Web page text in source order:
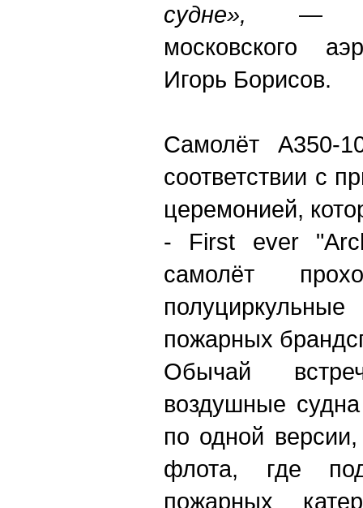
судне», —
московского
Игорь Борисов.
Самолёт А350-
соответствии с
церемонией,
- First еver
самолёт
пожарных
Обычай
воздушные
по одной
флота, где
пожарных